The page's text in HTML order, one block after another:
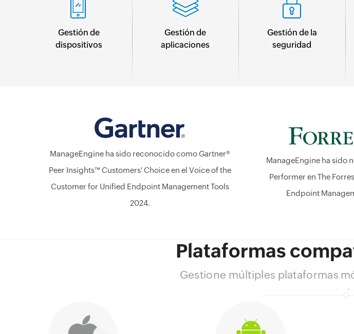
Gestión de
dispositivos
Gestión de
aplicaciones
Gestión de la
seguridad
ManageEngine ha sido reconocido como Gartner®
Peer Insights™ Customers' Choice en el Voice of the
Customer for Unified Endpoint Management Tools
2024.
ManageEngine ha sido
Performer en The
Endpoint
Plataformas
Gestione múltiples plataformas